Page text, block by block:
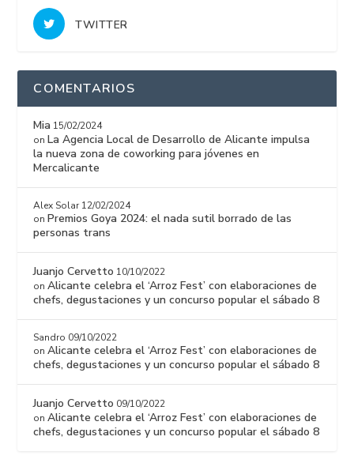
TWITTER
COMENTARIOS
Mia 15/02/2024
on La Agencia Local de Desarrollo de Alicante impulsa
la nueva zona de coworking para jóvenes en
Mercalicante
Alex Solar 12/02/2024
on Premios Goya 2024: el nada sutil borrado de las
personas trans
Juanjo Cervetto 10/10/2022
onAlicante celebra el ‘Arroz Fest’ con elaboraciones de
chefs, degustaciones y un concurso popular el sábado 8
Sandro 09/10/2022
onAlicante celebra el ‘Arroz Fest’ con elaboraciones de
chefs, degustaciones y un concurso popular el sábado 8
Juanjo Cervetto 09/10/2022
onAlicante celebra el ‘Arroz Fest’ con elaboraciones de
chefs, degustaciones y un concurso popular el sábado 8